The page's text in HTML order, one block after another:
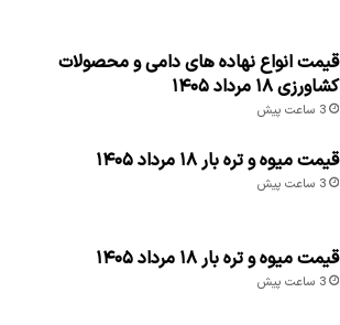
قیمت انواع نهاده های دامی و محصولات
کشاورزی ۱۸ مرداد ۱۴۰۵
3 ساعت پیش
قیمت میوه و تره بار ۱۸ مرداد ۱۴۰۵
3 ساعت پیش
قیمت میوه و تره بار ۱۸ مرداد ۱۴۰۵
3 ساعت پیش